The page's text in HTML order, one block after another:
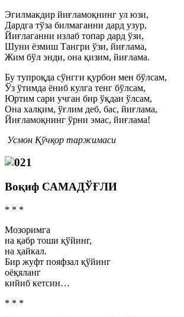
Эгилмакдир йиғламоқнинг ул юзи,
Дардга тўза билмаганни дард узур,
Йиғлаганни излаб топар дард ўзи,
Шуни ёзмиш Тангри ўзи, йиғлама,
Жим бўл энди, она қизим, йиғлама.
Бу тупроқда сўнгги қурбон мен бўлсам,
Ўз ўтимда ёниб кулга тенг бўлсам,
Юртим сари учган бир ўқдан ўлсам,
Она халқим, ўғлим деб, бас, йиғлама,
Йиғламоқнинг ўрни эмас, йиғлама!
Усмон Қўчқор таржимаси
Воқиф САМАДЎҒЛИ
* * *
Мозоримга
на қабр тоши қўйинг,
на ҳайкал.
Бир жуфт пояфзал қўйинг
оёқяланг
кийиб кетсин…
* * *